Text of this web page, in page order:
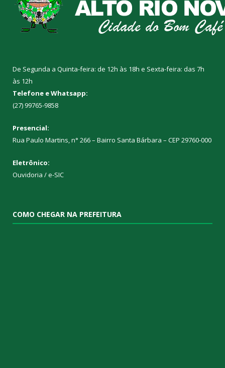
De Segunda a Quinta-feira: de 12h às 18h e Sexta-feira: das 7h
às 12h
Telefone e Whatsapp:
(27) 99765-9858
Presencial:
Rua Paulo Martins, n° 266 – Bairro Santa Bárbara – CEP 29760-000
Eletrônico:
Ouvidoria /e-SIC
COMO CHEGAR NA PREFEITURA